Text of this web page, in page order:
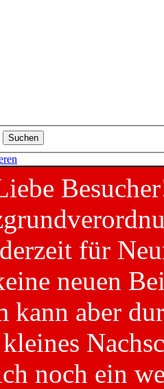
für
neuen
kann aber
noch ein